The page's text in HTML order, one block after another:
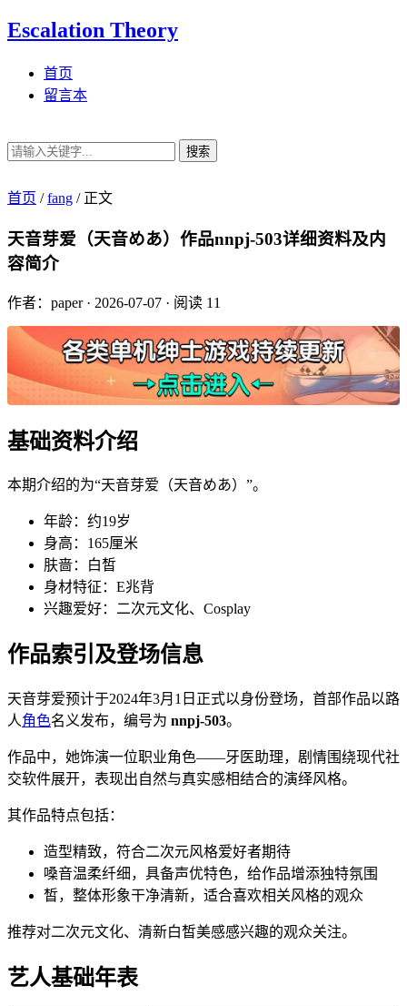
Escalation Theory
首页
留言本
搜索
首页 / fang /正文
天音芽爱（天音めあ）作品nnpj-503详细资料及内
容简介
作者：paper· 2026-07-07 · 阅读 11
基础资料介绍
本期介绍的为“天音芽爱（天音めあ）”。
年龄：约19岁
身高：165厘米
肤啬：白皙
身材特征：E兆背
兴趣爱好：二次元文化、Cosplay
作品索引及登场信息
天音芽爱预计于2024年3月1日正式以身份登场，首部作品以路
人角色名义发布，编号为 nnpj-503。
作品中，她饰演一位职业角色——牙医助理，剧情围绕现代社
交软件展开，表现出自然与真实感相结合的演绎风格。
其作品特点包括：
造型精致，符合二次元风格爱好者期待
嗓音温柔纤细，具备声优特色，给作品增添独特氛围
皙，整体形象干净清新，适合喜欢相关风格的观众
推荐对二次元文化、清新白皙美感感兴趣的观众关注。
艺人基础年表